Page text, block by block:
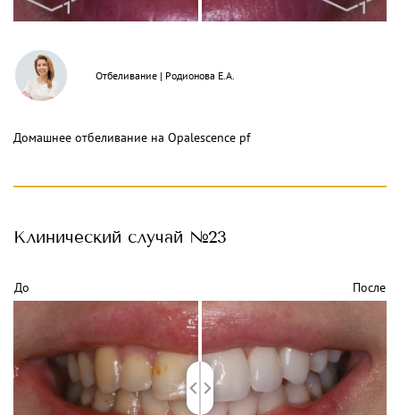
Отбеливание| Родионова Е.А.
Домашнее отбеливание на Opalescence pf
Клинический случай №23
До После